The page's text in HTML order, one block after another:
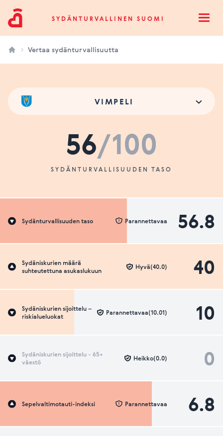
Sydänturvallinen SuomiSYDÄNTURVALLINEN SUOMI
Vertaa sydänturvallisuutta
VIMPELI
56/100
SYDÄNTURVALLISUUDEN TASO
Sydänturvallisuuden taso 56.8
Parannettavaa
Sydäniskurien määrä
suhteutettuna asukaslukuun
40
Hyvä(40.0)
Sydäniskurien sijoittelu –
riskialueluokat
10
Parannettavaa(10.01)
Sydäniskurien sijoittelu - 65+
väestö
0
Heikko(0.0)
Sepelvaltimotauti-indeksi 6.8
Parannettavaa